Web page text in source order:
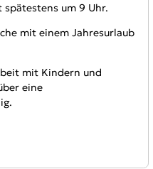
um 9 Uhr.
mit einem Jahresurlaub
mit Kindern und
eine